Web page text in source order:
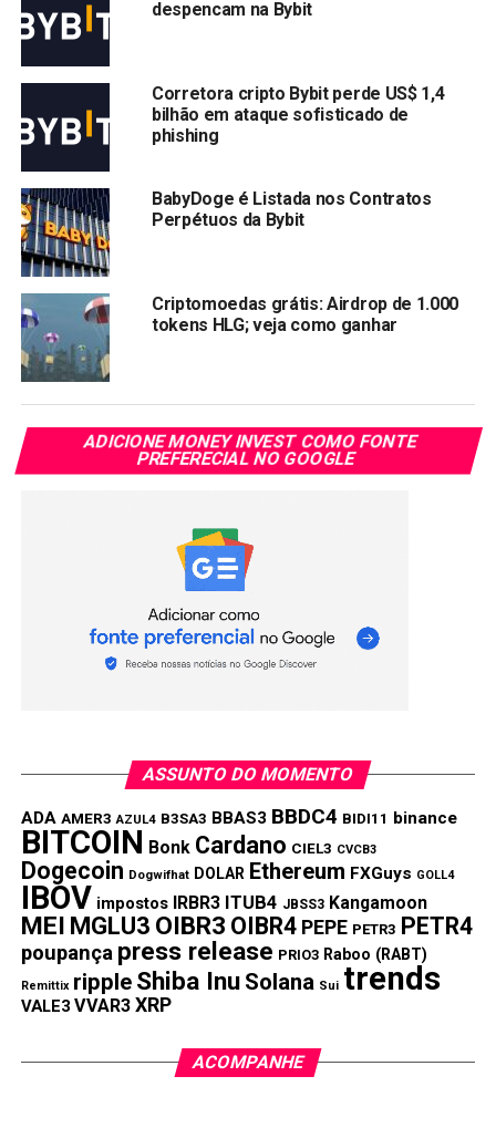
um conflito relacionado aos procedimentos de prevenção
proibidade intermediar valores mobiliários no
Brasil. A CVM alegou, na época, que a exchange buscava
captar recursos como intermediária de valores mobiliários
sem a devida autorização.
Compartilhar:
Copy
Link
WhatsApp
Twitter
Facebook
Reddit
Email
TÓPICOS RELACIONADOS:
PRÓXIMA:
Solana a US$ 1.000? O que impulsiona essa
criptomoeda para o topo?
e Litecoin prontos para rali
despencam na Bybit
Corretora cripto Bybit perde US$ 1,4
bilhão em ataque sofisticado de
phishing
BabyDoge é Listada nos Contratos
Perpétuos da Bybit
Criptomoedas grátis: Airdrop de 1.000
tokens HLG; veja como ganhar
ADICIONE MONEY INVEST COMO FONTE
PREFERECIAL NO GOOGLE
ASSUNTO DO MOMENTO
ADA AMER3 AZUL4 B3SA3 BBAS3 BBDC4 BIDI11 binance
BITCOIN Bonk Cardano CIEL3 CVCB3
Dogecoin Dogwifhat DOLAR Ethereum FXGuys GOLL4
IBOV impostos IRBR3 ITUB4 JBSS3 Kangamoon
MEI MGLU3 OIBR3 OIBR4 PEPE PETR3 PETR4
poupança press release PRIO3 Raboo (RABT)
Remittix ripple Shiba Inu Solana Sui trends
VALE3 VVAR3 XRP
ACOMPANHE